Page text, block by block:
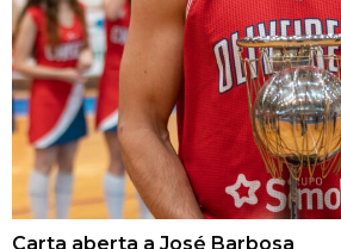
Carta aberta a José Barbosa